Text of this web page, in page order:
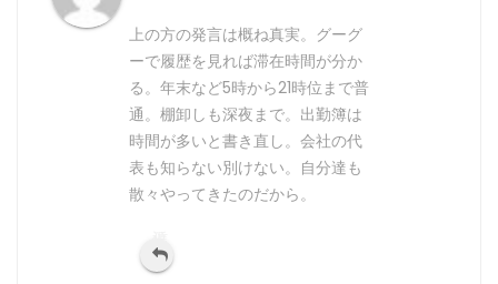
上の方の発言は概ね真実。グーグ
ーで履歴を見れば滞在時間が分か
る。年末など5時から21時位まで普
通。棚卸しも深夜まで。出勤簿は
時間が多いと書き直し。会社の代
表も知らない別けない。自分達も
散々やってきたのだから。